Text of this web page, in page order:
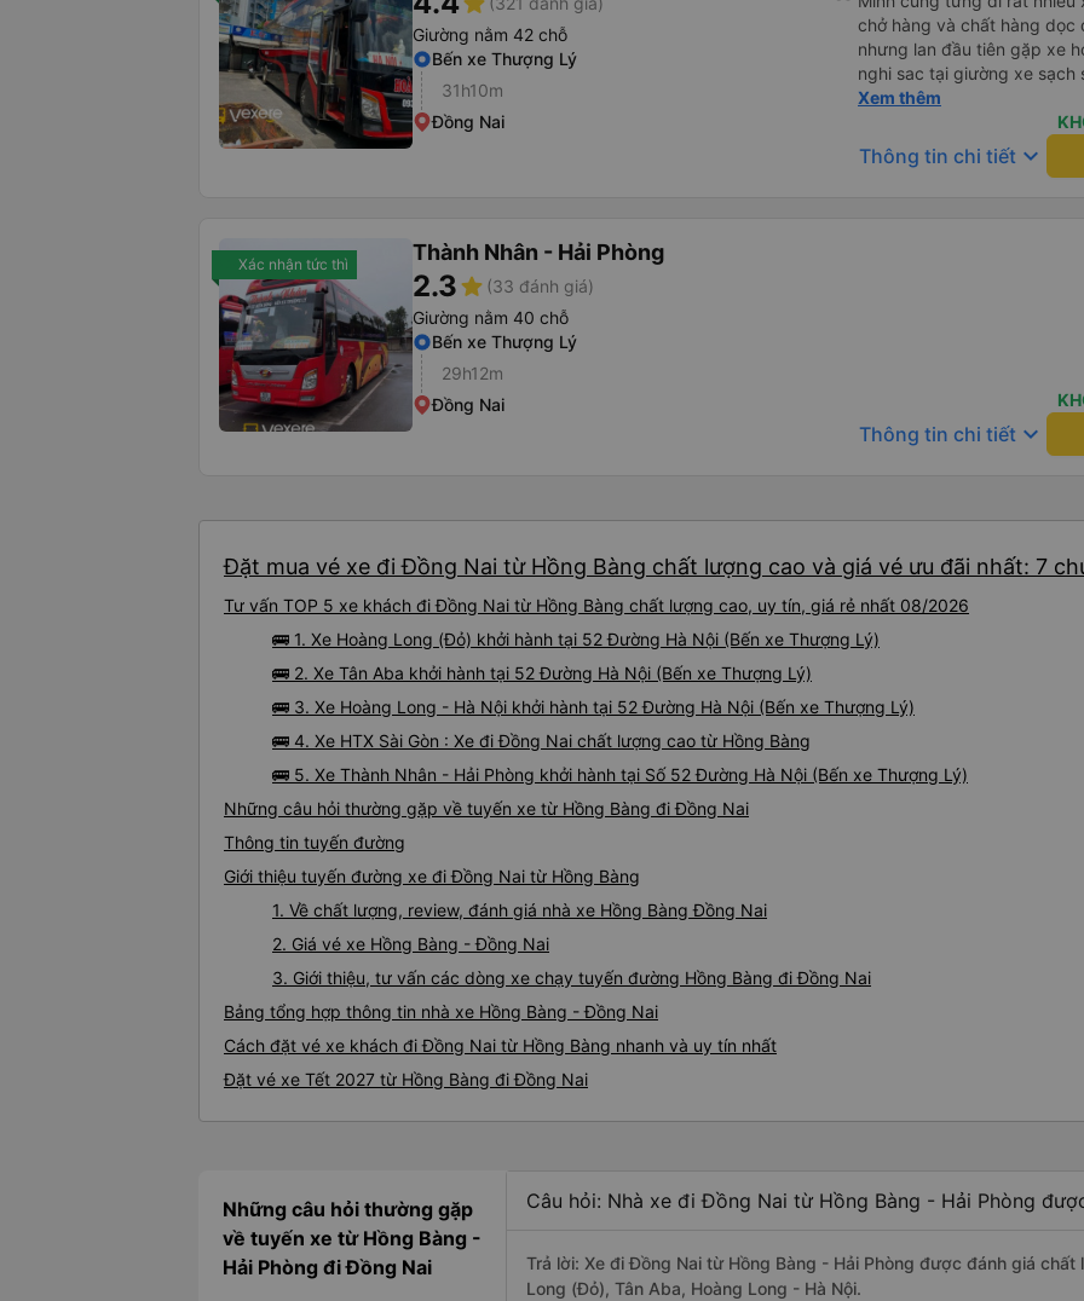
Giường nằm 42 chỗ
Bến xe Thượng Lý
31h10m
Đồng Nai
chở hàng và chất hàng dọc
nhưng lan đầu tiên gặp xe
nghi sac tại giường xe sạch
tính sẽ con ung hô nhe
Xem thêm
Thông tin chi tiết keyboard_arrow_down
Xác nhận tức thì Thành Nhân - Hải Phòng
2.3star (33 đánh giá)
Giường nằm 40 chỗ
Bến xe Thượng Lý
29h12m
Đồng Nai
Thông tin chi tiết keyboard_arrow_down
Đặt mua vé xe đi Đồng Nai từ Hồng Bàng chất lượng cao và giá vé ưu đãi nhất: 7
Tư vấn TOP 5 xe khách đi Đồng Nai từ Hồng Bàng chất lượng cao, uy tín, giá rẻ nhất 08/2026
🚌 1. Xe Hoàng Long (Đỏ) khởi hành tại 52 Đường Hà Nội (Bến xe Thượng Lý)
🚌 2. Xe Tân Aba khởi hành tại 52 Đường Hà Nội (Bến xe Thượng Lý)
🚌 3. Xe Hoàng Long - Hà Nội khởi hành tại 52 Đường Hà Nội (Bến xe Thượng Lý)
🚌 4. Xe HTX Sài Gòn : Xe đi Đồng Nai chất lượng cao từ Hồng Bàng
🚌 5. Xe Thành Nhân - Hải Phòng khởi hành tại Số 52 Đường Hà Nội (Bến xe Thượng Lý)
Những câu hỏi thường gặp về tuyến xe từ Hồng Bàng đi Đồng Nai
Thông tin tuyến đường
Giới thiệu tuyến đường xe đi Đồng Nai từ Hồng Bàng
1. Về chất lượng, review, đánh giá nhà xe Hồng Bàng Đồng Nai
2. Giá vé xe Hồng Bàng - Đồng Nai
3. Giới thiệu, tư vấn các dòng xe chạy tuyến đường Hồng Bàng đi Đồng Nai
Bảng tổng hợp thông tin nhà xe Hồng Bàng - Đồng Nai
Cách đặt vé xe khách đi Đồng Nai từ Hồng Bàng nhanh và uy tín nhất
Đặt vé xe Tết 2027 từ Hồng Bàng đi Đồng Nai
Những câu hỏi thường gặp
về tuyến xe từ Hồng Bàng -
Hải Phòng đi Đồng Nai
Câu hỏi: Nhà xe đi Đồng Nai từ Hồng Bàng - Hải Phòng
Trả lời: Xe đi Đồng Nai từ Hồng Bàng - Hải Phòng được đánh giá
Long (Đỏ), Tân Aba, Hoàng Long - Hà Nội.